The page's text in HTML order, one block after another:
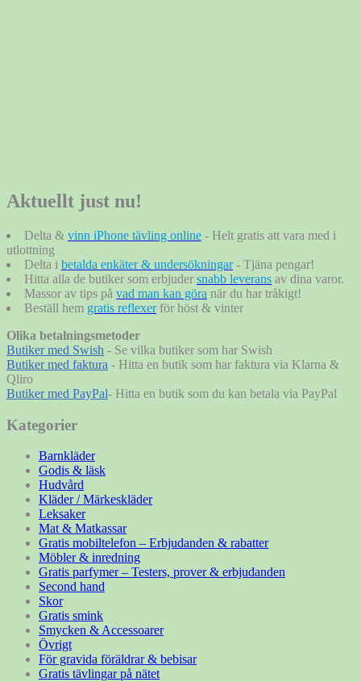
Aktuellt just nu!
Delta & vinn iPhone tävling online - Helt gratis att vara med i
utlottning
Delta i betalda enkäter & undersökningar - Tjäna pengar!
Hitta alla de butiker som erbjuder snabb leverans av dina varor.
Massor av tips på vad man kan göra när du har tråkigt!
Beställ hem gratis reflexerför höst & vinter
Olika betalningsmetoder
Butiker med Swish - Se vilka butiker som har Swish
Butiker med faktura - Hitta en butik som har faktura via Klarna &
Qliro
Butiker med PayPal- Hitta en butik som du kan betala via PayPal
Kategorier
Barnkläder
Godis & läsk
Hudvård
Kläder / Märkeskläder
Leksaker
Mat & Matkassar
Gratis mobiltelefon – Erbjudanden & rabatter
Möbler & inredning
Gratis parfymer – Testers, prover & erbjudanden
Second hand
Skor
Gratis smink
Smycken & Accessoarer
Övrigt
För gravida föräldrar & bebisar
Gratis tävlingar på nätet